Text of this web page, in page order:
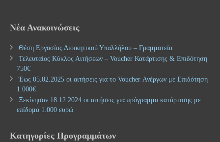
Νέα Ανακοινώσεις
Θέση Εργασίας Διοικητικού Υπαλλήλου – Γραμματεία
Τελευταίος Κύκλος Αιτήσεων – Voucher Κατάρτισης & Επιδότηση
750€
Έως 05.02.2025 οι αιτήσεις για το Voucher Ανέργων με Επιδότηση
1.000€
Ξεκίνησαν 18.12.2024 οι αιτήσεις για πρόγραμμα κατάρτισης με
επίδομα 1.000 ευρώ
Κατηγορίες Προγραμμάτων